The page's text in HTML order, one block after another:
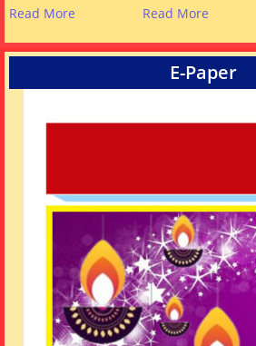
Read More Read More
E-Paper